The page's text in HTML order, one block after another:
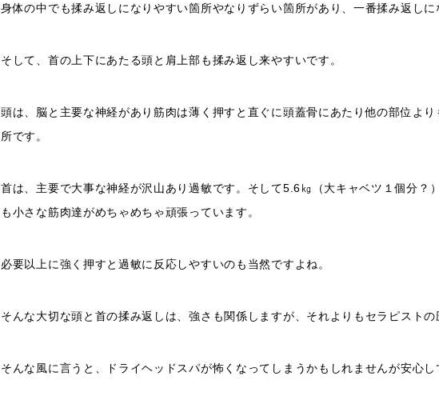
身体の中でも揉み返しになりやすい箇所やなりずらい箇所があり、一番揉み返しに
そして、首の上下にあたる頭と肩上部も揉み返し来やすいです。
頭は、脳と主要な神経があり筋肉は薄く押すと直ぐに頭蓋骨にあたり他の部位よ
所です。
首は、主要で大事な神経が沢山あり過敏です。そして5.6㎏（大キャベツ１個分？
も小さな筋肉達がめちゃめちゃ頑張っています。
必要以上に強く押すと過敏に反応しやすいのも当然ですよね。
そんな大切な頭と首の揉み返しは、強さも関係しますが、それよりもセラピストの
そんな風に言うと、ドライヘッドスパが怖くなってしまうかもしれませんが安心し